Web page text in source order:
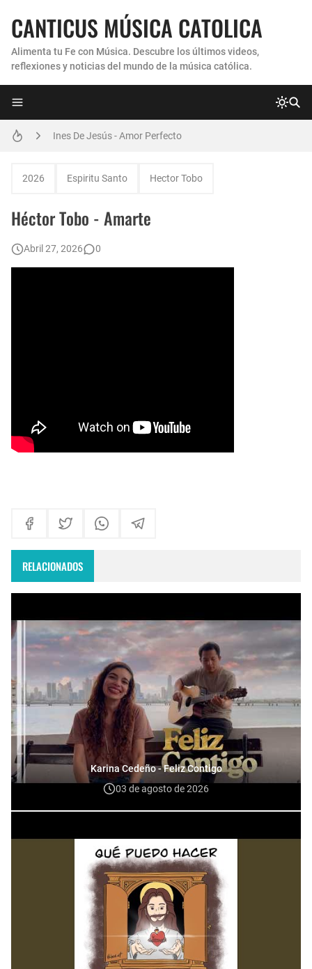
CANTICUS MÚSICA CATOLICA
Alimenta tu Fe con Música. Descubre los últimos videos,
reflexiones y noticias del mundo de la música católica.
Ines De Jesús - Amor Perfecto
2026 Espiritu Santo Hector Tobo
Héctor Tobo - Amarte
Abril 27, 2026 0
RELACIONADOS
Karina Cedeño - Feliz Contigo
03 de agosto de 2026